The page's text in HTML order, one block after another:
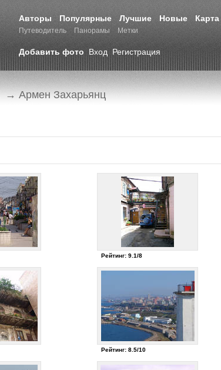
Авторы Популярные Лучшие Новые Карта
Путеводитель Панорамы Метки
Добавить фото Вход Регистрация
→ Армен Захарьянц
Рейтинг: 9.1/8
Рейтинг: 8.5/10